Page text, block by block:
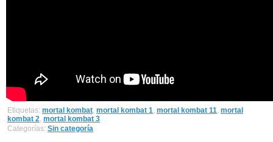
Etiquetas: mortal kombat mortal kombat 1 mortal kombat 11 mortal
kombat 2 mortal kombat 3
Categorías: Sin categoría